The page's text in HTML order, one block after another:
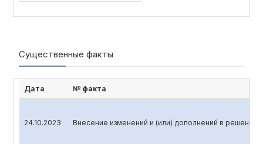
Существенные факты
Дата № факта
24.10.2023 Внесение изменений и (или) дополнений в решение